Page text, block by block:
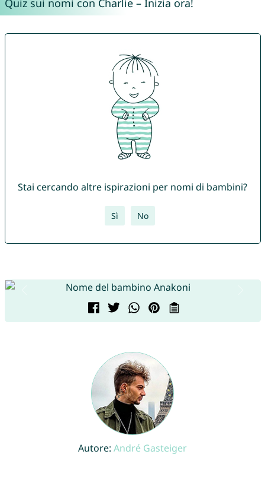
Quiz sui nomi con Charlie – Inizia ora!
Stai cercando altre ispirazioni per nomi di bambini?
Sì No
Autore: André Gasteiger